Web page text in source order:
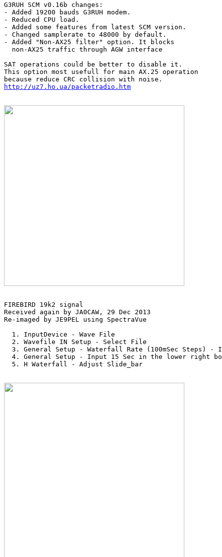
G3RUH SCM v0.16b changes:
- Added 19200 bauds G3RUH modem.
- Reduced CPU load.
- Added some features from latest SCM version.
- Changed samplerate to 48000 by default.
- Added "Non-AX25 filter" option. It blocks
  non-AX25 traffic through AGW interface
SAT operations could be better to disable it.
This option most usefull for main AX.25 operation
http://uz7.ho.ua/packetradio.htm
FIREBIRD 19k2 signal
Received again by JA0CAW, 29 Dec 2013
Re-imaged by JE9PEL using SpectraVue
  1. InputDevice - Wave File
  2. Wavefile IN Setup - Select File
3. General Setup - Waterfall Rate (100mSec Steps) -
4. General Setup - Input 15 Sec in the lower right
  5. H Waterfall - Adjust Slide_bar